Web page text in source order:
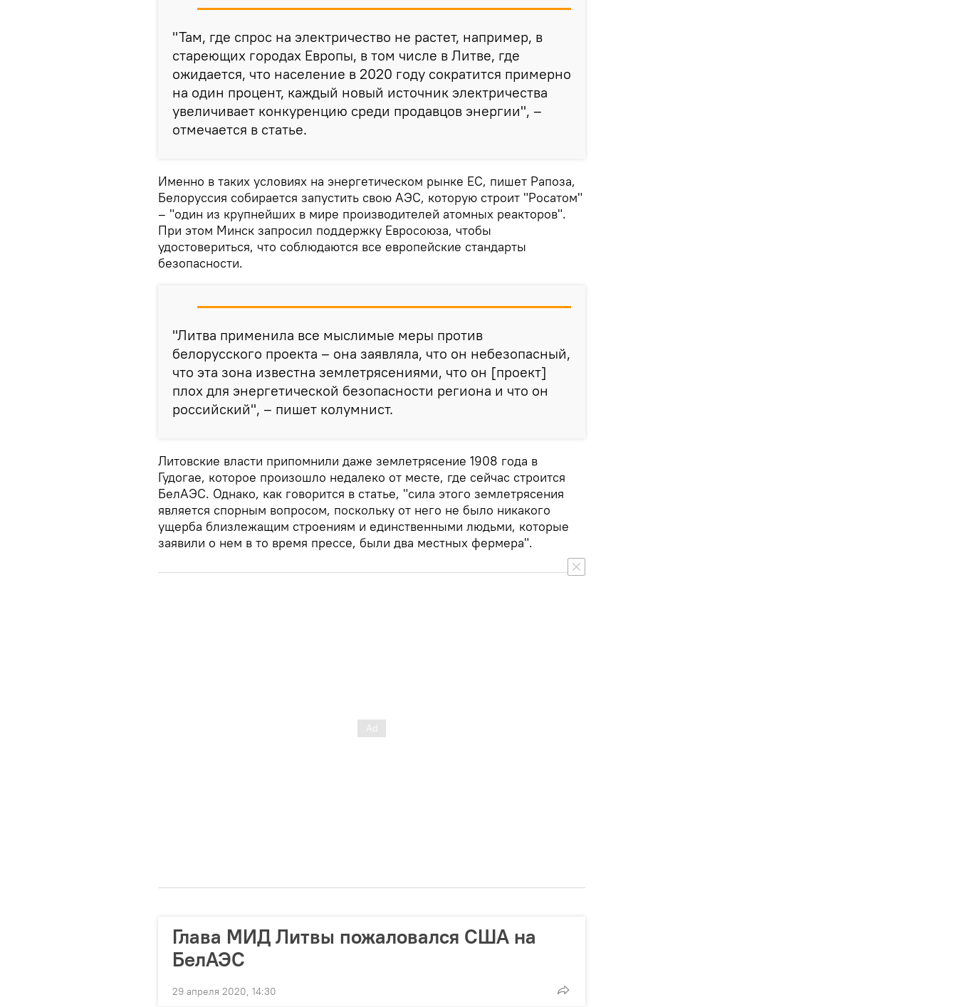
"Там, где спрос на электричество не растет, например, в
стареющих городах Европы, в том числе в Литве, где
ожидается, что население в 2020 году сократится примерно
на один процент, каждый новый источник электричества
увеличивает конкуренцию среди продавцов энергии", –
отмечается в статье.
Именно в таких условиях на энергетическом рынке ЕС, пишет Рапоза,
Белоруссия собирается запустить свою АЭС, которую строит "Росатом"
– "один из крупнейших в мире производителей атомных реакторов".
При этом Минск запросил поддержку Евросоюза, чтобы
удостовериться, что соблюдаются все европейские стандарты
безопасности.
"Литва применила все мыслимые меры против
белорусского проекта – она заявляла, что он небезопасный,
что эта зона известна землетрясениями, что он [проект]
плох для энергетической безопасности региона и что он
российский", – пишет колумнист.
Литовские власти припомнили даже землетрясение 1908 года в
Гудогае, которое произошло недалеко от месте, где сейчас строится
БелАЭС. Однако, как говорится в статье, "сила этого землетрясения
является спорным вопросом, поскольку от него не было никакого
ущерба близлежащим строениям и единственными людьми, которые
заявили о нем в то время прессе, были два местных фермера".
Глава МИД Литвы пожаловался США на
БелАЭС
29 апреля 2020, 14:30